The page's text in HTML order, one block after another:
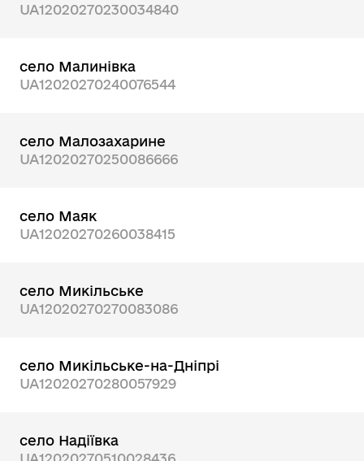
UA12020270230034840
село Малинівка
UA12020270240076544
село Малозахарине
UA12020270250086666
село Маяк
UA12020270260038415
село Микільське
UA12020270270083086
село Микільське-на-Дніпрі
UA12020270280057929
село Надіївка
UA12020270510028436